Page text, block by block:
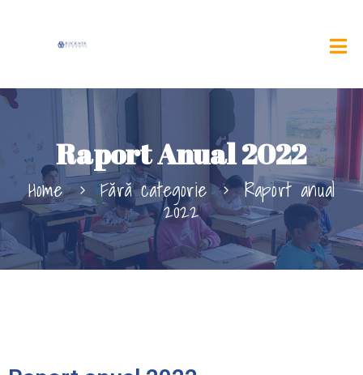
Raport Anual 2022
Home Fără categorie Raport anual
2022